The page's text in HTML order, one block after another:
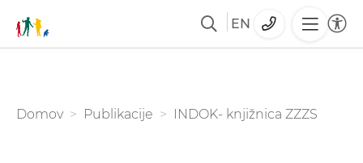
glavno
EN
You are here:
Domov Publikacije INDOK- knjižnica ZZZS